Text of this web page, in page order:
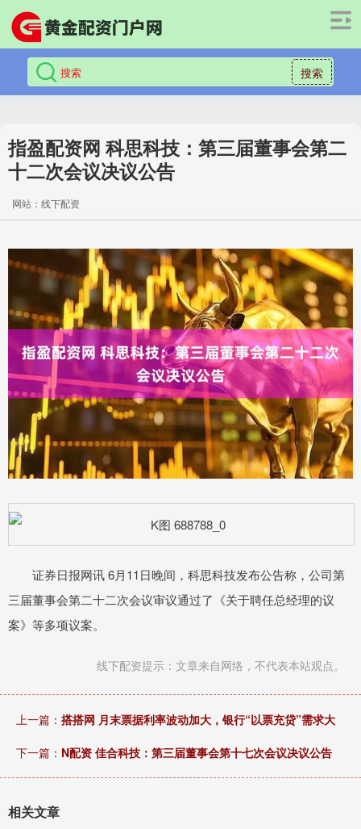
搜索
指盈配资网 科思科技：第三届董事会第二
十二次会议决议公告
网站：线下配资
证券日报网讯 6月11日晚间，科思科技发布公告称，公司第
三届董事会第二十二次会议审议通过了《关于聘任总经理的议
案》等多项议案。
线下配资提示：文章来自网络，不代表本站观点。
上一篇： 搭搭网 月末票据利率波动加大，银行“以票充贷”需求大
下一篇： N配资 佳合科技：第三届董事会第十七次会议决议公告
相关文章